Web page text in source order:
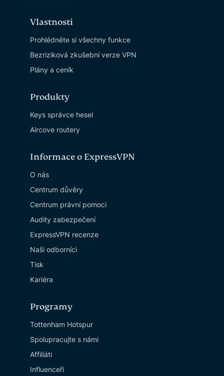
Vlastnosti
Prohlédněte si všechny funkce
Bezriziková zkušební verze VPN
Plány a ceník
Produkty
Keys správce hesel
Aircove routery
Informace o ExpressVPN
O nás
Centrum důvěry
Centrum právní pomoci
Audity zabezpečení
ExpressVPN recenze
Naši odborníci
Tisk
Kariéra
Programy
Tottenham Hotspur
Spolupracujte s námi
Affiliáti
Influenceři